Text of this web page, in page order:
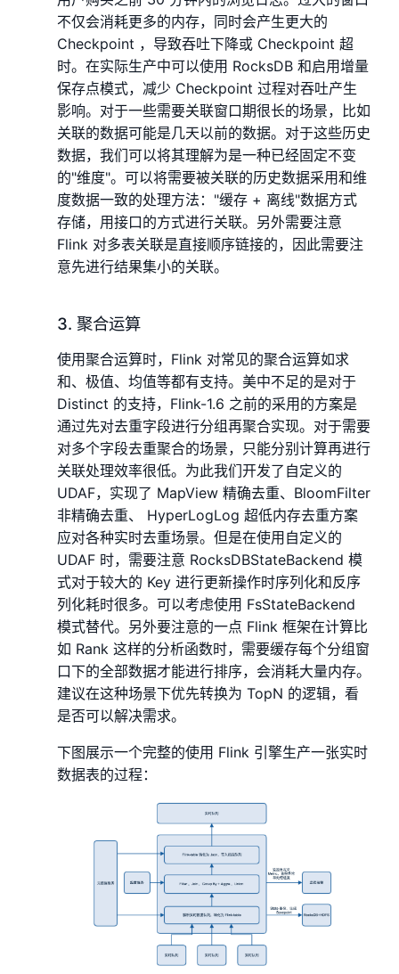
不仅会消耗更多的内存，同时会产生更大的
Checkpoint ，导致吞吐下降或 Checkpoint 超
时。在实际生产中可以使用 RocksDB 和启用增量
保存点模式，减少 Checkpoint 过程对吞吐产生
影响。对于一些需要关联窗口期很长的场景，比如
关联的数据可能是几天以前的数据。对于这些历史
数据，我们可以将其理解为是一种已经固定不变
的"维度"。可以将需要被关联的历史数据采用和维
度数据一致的处理方法："缓存 + 离线"数据方式
存储，用接口的方式进行关联。另外需要注意
Flink 对多表关联是直接顺序链接的，因此需要注
意先进行结果集小的关联。
3. 聚合运算
使用聚合运算时，Flink 对常见的聚合运算如求
和、极值、均值等都有支持。美中不足的是对于
Distinct 的支持，Flink-1.6 之前的采用的方案是
通过先对去重字段进行分组再聚合实现。对于需要
对多个字段去重聚合的场景，只能分别计算再进行
关联处理效率很低。为此我们开发了自定义的
UDAF，实现了 MapView 精确去重、BloomFilter
非精确去重、 HyperLogLog 超低内存去重方案
应对各种实时去重场景。但是在使用自定义的
UDAF 时，需要注意 RocksDBStateBackend 模
式对于较大的 Key 进行更新操作时序列化和反序
列化耗时很多。可以考虑使用 FsStateBackend
模式替代。另外要注意的一点 Flink 框架在计算比
如 Rank 这样的分析函数时，需要缓存每个分组窗
口下的全部数据才能进行排序，会消耗大量内存。
建议在这种场景下优先转换为 TopN 的逻辑，看
是否可以解决需求。
下图展示一个完整的使用 Flink 引擎生产一张实时
数据表的过程：